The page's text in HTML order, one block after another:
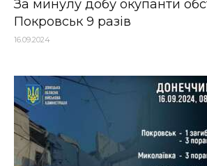
За минулу добу окупанти
Покровськ 9 разів
16.09.2024